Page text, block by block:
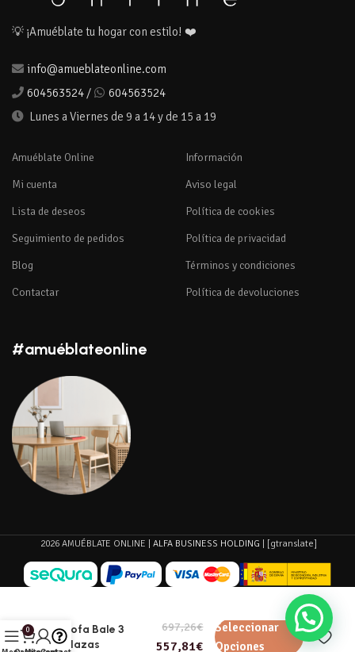
💡 ¡Amuéblate tu hogar con estilo! ❤️
info@amueblateonline.com
604563524 /
604563524
Lunes a Viernes de 9 a 14 y de 15 a 19
Amuéblate Online
Mi cuenta
Lista de deseos
Seguimiento de pedidos
Blog
Contactar
Información
Aviso legal
Política de cookies
Política de privacidad
Términos y condiciones
Política de devoluciones
#amuéblateonline
2026 AMUÉBLATE ONLINE | ALFA BUSINESS HOLDING | [gtranslate]
Sofa Bale 3
plazas
697,26€
557,81€
Seleccionar
Opciones
0